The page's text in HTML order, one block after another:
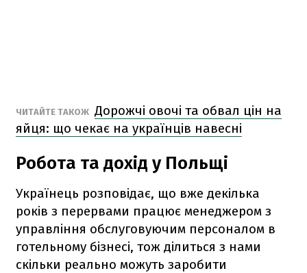
ЧИТАЙТЕ ТАКОЖ Дорожчі овочі та обвал цін на
яйця: що чекає на українців навесні
Робота та дохід у Польщі
Українець розповідає, що вже декілька
років з перервами працює менеджером з
управління обслуговуючим персоналом в
готельному бізнесі, тож ділиться з нами
скільки реально можуть заробити